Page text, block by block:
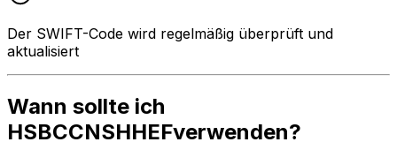
Der SWIFT-Code wird regelmäßig überprüft und
aktualisiert
Wann sollte ich
HSBCCNSHHEFverwenden?